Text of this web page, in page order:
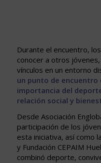
Durante el encuentro,
conocer a otros
vínculos en un entorno
un punto de
importancia del
relación social y
Desde Asociación
participación de los
esta iniciativa, así como
y Fundación CEPAIM
combinó deporte,